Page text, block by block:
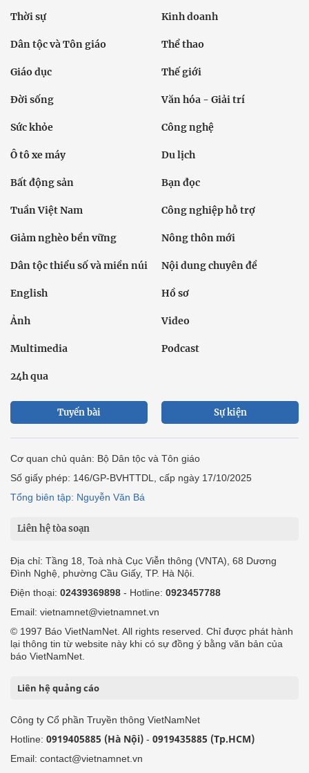
Thời sự Kinh doanh
Dân tộc và Tôn giáo Thể thao
Giáo dục Thế giới
Đời sống Văn hóa - Giải trí
Sức khỏe Công nghệ
Ô tô xe máy Du lịch
Bất động sản Bạn đọc
Tuần Việt Nam Công nghiệp hỗ trợ
Giảm nghèo bền vững Nông thôn mới
Dân tộc thiểu số và miền núi Nội dung chuyên đề
English Hồ sơ
Ảnh Video
Multimedia Podcast
24h qua
Tuyến bài Sự kiện
Cơ quan chủ quản: Bộ Dân tộc và Tôn giáo
Số giấy phép: 146/GP-BVHTTDL, cấp ngày 17/10/2025
Tổng biên tập: Nguyễn Văn Bá
Liên hệ tòa soạn
Địa chỉ: Tầng 18, Toà nhà Cục Viễn thông (VNTA), 68 Dương
Đình Nghệ, phường Cầu Giấy, TP. Hà Nội.
Điện thoại: 02439369898 - Hotline: 0923457788
Email: vietnamnet@vietnamnet.vn
© 1997 Báo VietNamNet. All rights reserved. Chỉ được phát hành
lại thông tin từ website này khi có sự đồng ý bằng văn bản của
báo VietNamNet.
Liên hệ quảng cáo
Công ty Cổ phần Truyền thông VietNamNet
Hotline: 0919405885 (Hà Nội) - 0919435885 (Tp.HCM)
Email: contact@vietnamnet.vn